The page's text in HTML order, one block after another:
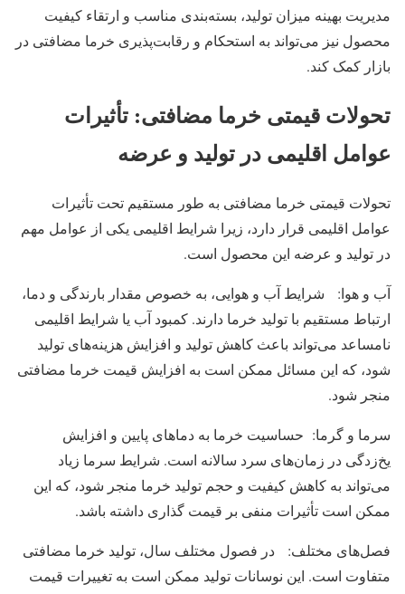
مدیریت بهینه میزان تولید، بسته‌بندی مناسب و ارتقاء کیفیت
محصول نیز می‌تواند به استحکام و رقابت‌پذیری خرما مضافتی در
بازار کمک کند.
تحولات قیمتی خرما مضافتی: تأثیرات
عوامل اقلیمی در تولید و عرضه
تحولات قیمتی خرما مضافتی به طور مستقیم تحت تأثیرات
عوامل اقلیمی قرار دارد، زیرا شرایط اقلیمی یکی از عوامل مهم
در تولید و عرضه این محصول است.
آب و هوا: شرایط آب و هوایی، به خصوص مقدار بارندگی و دما،
ارتباط مستقیم با تولید خرما دارند. کمبود آب یا شرایط اقلیمی
نامساعد می‌تواند باعث کاهش تولید و افزایش هزینه‌های تولید
شود، که این مسائل ممکن است به افزایش قیمت خرما مضافتی
منجر شود.
سرما و گرما: حساسیت خرما به دماهای پایین و افزایش
یخ‌زدگی در زمان‌های سرد سالانه است. شرایط سرما زیاد
می‌تواند به کاهش کیفیت و حجم تولید خرما منجر شود، که این
ممکن است تأثیرات منفی بر قیمت گذاری داشته باشد.
فصل‌های مختلف: در فصول مختلف سال، تولید خرما مضافتی
متفاوت است. این نوسانات تولید ممکن است به تغییرات قیمت